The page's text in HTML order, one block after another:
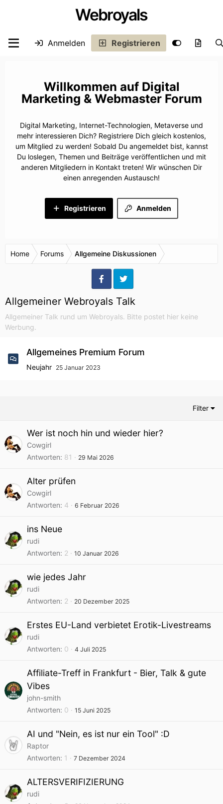
Webroyals
Anmelden Registrieren
Digital
Marketing & Webmaster Forum
Digital Marketing, Internet-Technologien, Metaverse und
mehr interessieren Dich? Registriere Dich gleich kostenlos,
um Mitglied zu werden! Sobald Du angemeldet bist, kannst
Du loslegen, Themen und Beiträge veröffentlichen und mit
anderen Mitgliedern in Kontakt treten! Wir wünschen Dir
einen anregenden Austausch!
Anmelden
Registrieren
Home Forums Allgemeine Diskussionen
Allgemeiner Webroyals Talk
Allgemeiner Talk rund um Webroyals. Bitte postet hier keine
Werbung.
Allgemeines Premium Forum
Neujahr 25 Januar 2023
Filter
Wer ist noch hin und wieder hier?
Cowgirl
Antworten 81 29 Mai 2026
Alter prüfen
Cowgirl
Antworten 4 6 Februar 2026
ins Neue
rudi
Antworten 2 10 Januar 2026
wie jedes Jahr
rudi
Antworten 2 20 Dezember 2025
Erstes EU-Land verbietet Erotik-Livestreams
rudi
Antworten 0 4 Juli 2025
Affiliate-Treff in Frankfurt - Bier, Talk & gute
Vibes
john-smith
Antworten 0 15 Juni 2025
AI und "Nein, es ist nur ein Tool" :D
Raptor
Antworten 1 7 Dezember 2024
ALTERSVERIFIZIERUNG
rudi